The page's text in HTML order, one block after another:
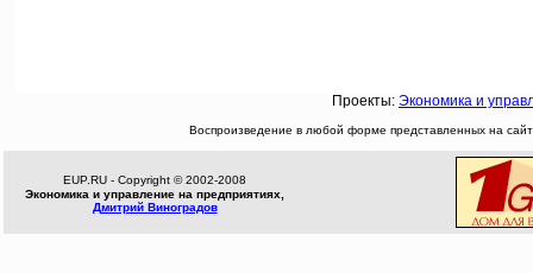
Проекты: Экономика и
Воспроизведение в любой форме представленных на
EUP.RU - Copyright © 2002-2008
Экономика и управление на предприятиях,
Дмитрий Виноградов